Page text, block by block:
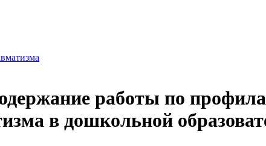
работы по
в дошкольной